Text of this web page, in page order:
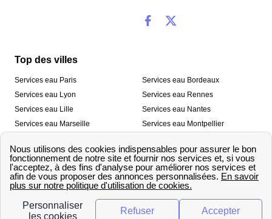
Top des villes
Services eau Paris
Services eau Lyon
Services eau Lille
Services eau Marseille
Services eau Toulon
Services eau Bordeaux
Services eau Rennes
Services eau Nantes
Services eau Montpellier
Services eau Strasbourg
Nos outils
🛁 Simulateur consommation eau
💧 Comparer les fournisseurs
d’eau